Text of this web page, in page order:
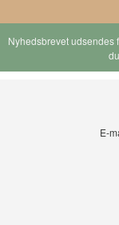
Nyhedsbrevet udsendes
E-